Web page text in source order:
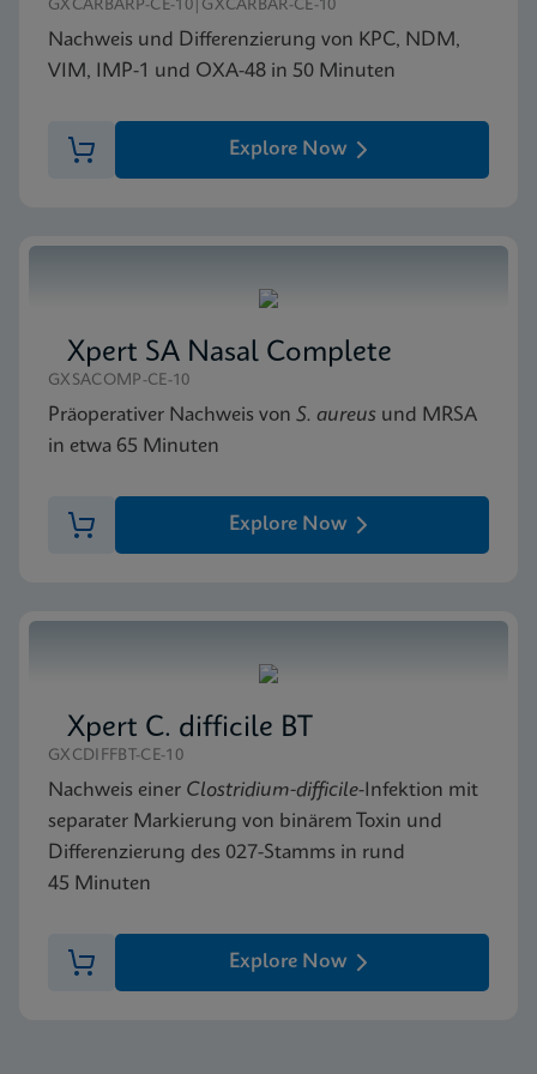
GXCARBARP-CE-10|GXCARBAR-CE-10
Nachweis und Differenzierung von KPC, NDM,
VIM, IMP-1 und OXA-48 in 50 Minuten
Explore Now
Xpert SA Nasal Complete
GXSACOMP-CE-10
Präoperativer Nachweis von S. aureus und MRSA
in etwa 65 Minuten
Explore Now
Xpert C. difficile BT
GXCDIFFBT-CE-10
Nachweis einer Clostridium-difficile-Infektion mit
separater Markierung von binärem Toxin und
Differenzierung des 027-Stamms in rund
45 Minuten
Explore Now